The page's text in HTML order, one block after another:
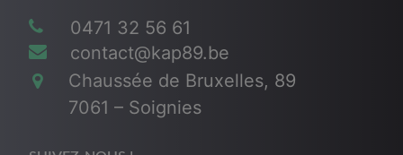
0471 32 56 61
contact@kap89.be
Chaussée de Bruxelles, 89
7061 – Soignies